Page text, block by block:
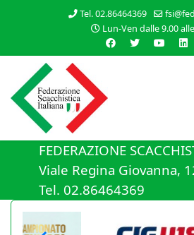
Tel. 02.86464369
Lun-Ven dalle 9.00
FEDERAZIONE
Viale Regina Giovanna,
Tel. 02.86464369